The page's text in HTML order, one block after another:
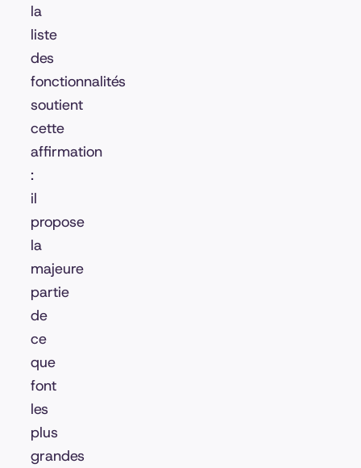
la
liste
des
fonctionnalités
soutient
cette
affirmation
:
il
propose
la
majeure
partie
de
ce
que
font
les
plus
grandes